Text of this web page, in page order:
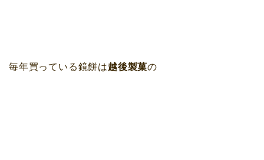
毎年買っている鏡餅は越後製菓の